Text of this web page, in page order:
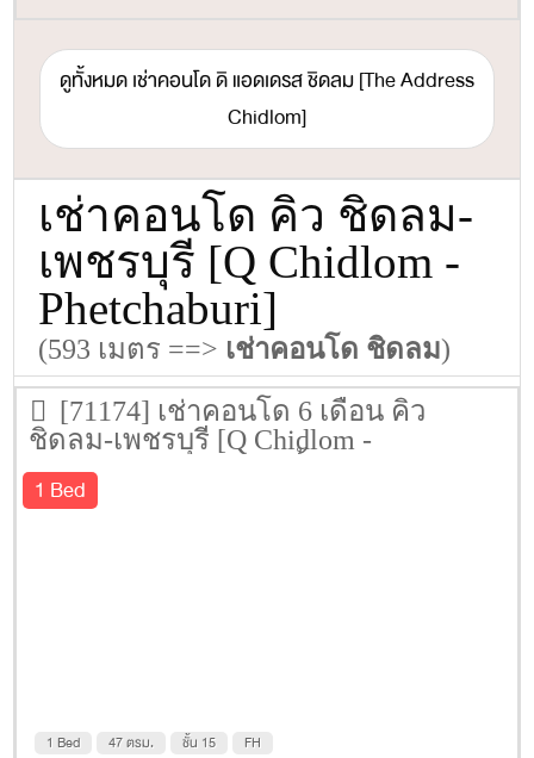
ดูทั้งหมด เช่าคอนโด ดิ แอดเดรส ชิดลม [The Address
Chidlom]
เช่าคอนโด คิว ชิดลม-
เพชรบุรี [Q Chidlom -
Phetchaburi]
(593 เมตร ==> เช่าคอนโด ชิดลม)
[71174] เช่าคอนโด 6 เดือน คิว
ชิดลม-เพชรบุรี [Q Chidlom -
Phetchaburi] 47 ตรม. ชั้น 15
1 Bed
1 Bed 47 ตรม. ชั้น 15 FH